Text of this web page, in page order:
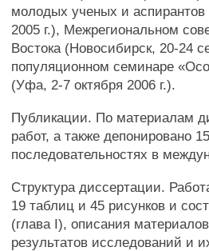
молодых ученых и
2005 г.), Межрегиональном
Востока (Новосибирск, 20-24
популяционном семинаре
(Уфа, 2-7 октября 2006 г.).
Публикации. По материалам
работ, а также депонировано
последовательностях в
Структура диссертации.
19 таблиц и 45 рисунков и
(глава I), описания
результатов исследований и